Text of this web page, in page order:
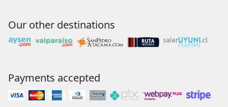
Our other destinations
Payments accepted